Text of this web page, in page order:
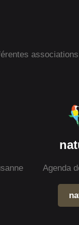
Agenda